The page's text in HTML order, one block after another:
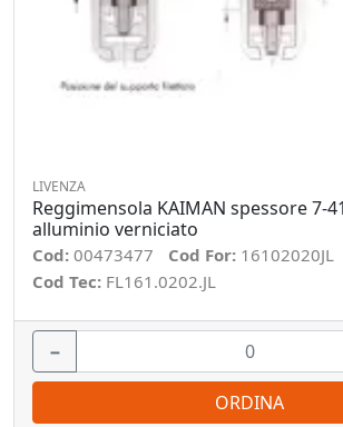
LIVENZA
Reggimensola KAIMAN spessore 7-
alluminio verniciato
Cod: 00473477 Cod For: 16102020JL
Cod Tec: FL161.0202.JL
−
ORDINA